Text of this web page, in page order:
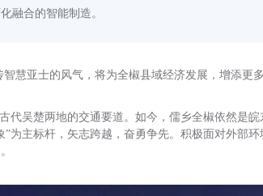
融合的智能制造。
慧亚士的风气，将为全椒县域经济发展，增添更
代吴楚两地的交通要道。如今，儒乡全椒依然是
为主标杆，矢志跨越，奋勇争先。积极面对外部